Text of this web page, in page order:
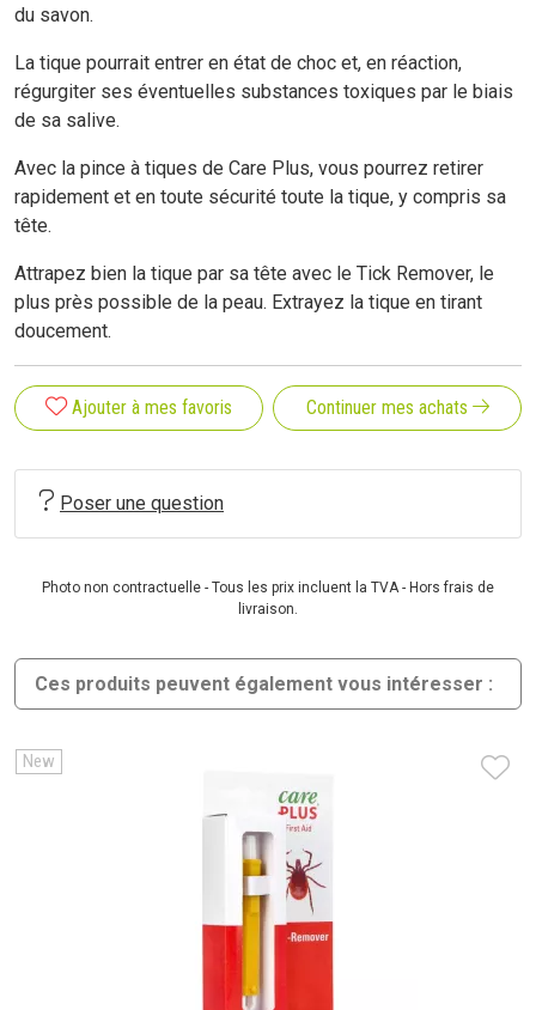
du savon.
La tique pourrait entrer en état de choc et, en réaction,
régurgiter ses éventuelles substances toxiques par le biais
de sa salive.
Avec la pince à tiques de Care Plus, vous pourrez retirer
rapidement et en toute sécurité toute la tique, y compris sa
tête.
Attrapez bien la tique par sa tête avec le Tick Remover, le
plus près possible de la peau. Extrayez la tique en tirant
doucement.
Ajouter à mes favoris Continuer mes achats
Poser une question
Photo non contractuelle - Tous les prix incluent la TVA - Hors frais de
livraison.
Ces produits peuvent également vous intéresser :
New